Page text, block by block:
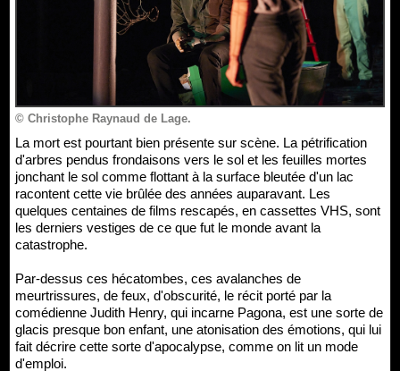
© Christophe Raynaud de Lage.
La mort est pourtant bien présente sur scène. La pétrification
d'arbres pendus frondaisons vers le sol et les feuilles mortes
jonchant le sol comme flottant à la surface bleutée d'un lac
racontent cette vie brûlée des années auparavant. Les
quelques centaines de films rescapés, en cassettes VHS, sont
les derniers vestiges de ce que fut le monde avant la
catastrophe.
Par-dessus ces hécatombes, ces avalanches de
meurtrissures, de feux, d'obscurité, le récit porté par la
comédienne Judith Henry, qui incarne Pagona, est une sorte de
glacis presque bon enfant, une atonisation des émotions, qui lui
fait décrire cette sorte d'apocalypse, comme on lit un mode
d'emploi.